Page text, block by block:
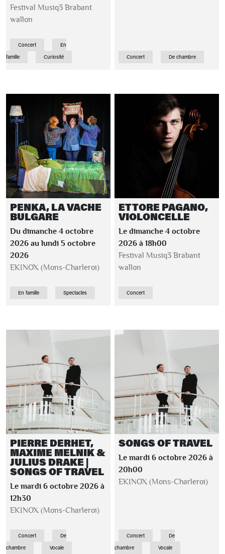
Festival Musiq3 Brabant
wallon
Concert
En
famille
Curiosité Concert De chambre
PENKA, LA VACHE
BULGARE
Du dimanche 4 octobre
2026 au lundi 5 octobre
2026
EKINOX (Mons-Charleroi)
En famille Spectacles
ETTORE PAGANO,
VIOLONCELLE
Le dimanche 4 octobre
2026 à 18h00
Festival Musiq3 Brabant
wallon
Concert
PIERRE DERHET,
MAXIME MELNIK &
JULIUS DRAKE |
SONGS OF TRAVEL
Le mardi 6 octobre 2026 à
12h30
EKINOX (Mons-Charleroi)
Concert
De
chambre
Vocale
SONGS OF TRAVEL
Le mardi 6 octobre 2026 à
20h00
EKINOX (Mons-Charleroi)
Concert
De
chambre
Vocale